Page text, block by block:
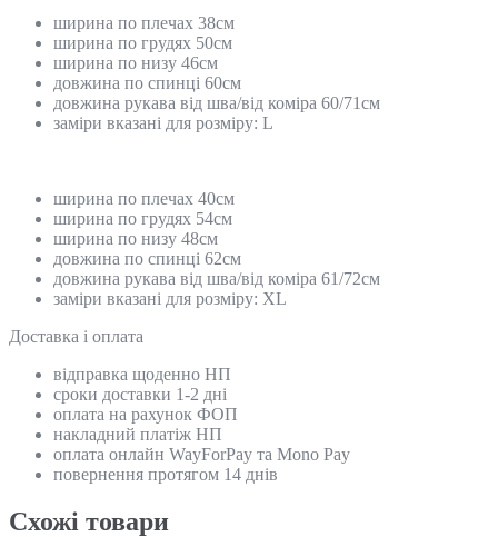
ширина по плечах 38см
ширина по грудях 50см
ширина по низу 46см
довжина по спинці 60см
довжина рукава від шва/від коміра 60/71см
заміри вказані для розміру: L
ширина по плечах 40см
ширина по грудях 54см
ширина по низу 48см
довжина по спинці 62см
довжина рукава від шва/від коміра 61/72см
заміри вказані для розміру: XL
Доставка і оплата
відправка щоденно НП
сроки доставки 1-2 дні
оплата на рахунок ФОП
накладний платіж НП
оплата онлайн WayForPay та Mono Pay
повернення протягом 14 днів
Схожi товари